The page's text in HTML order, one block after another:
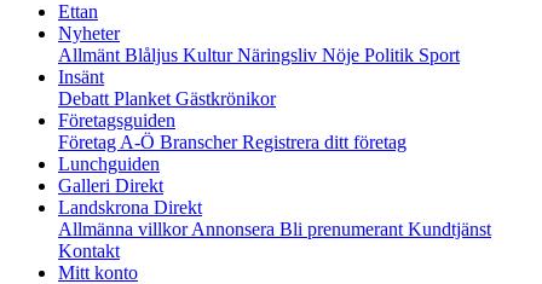
Ettan
Nyheter
Allmänt Blåljus KulturNäringsliv Nöje Politik Sport
Insänt
Debatt Planket Gästkrönikor
Företagsguiden
Företag A-Ö BranscherRegistrera ditt företag
Lunchguiden
Galleri Direkt
Landskrona Direkt
Allmänna villkorAnnonsera Bli prenumerant Kundtjänst
Kontakt
Mitt konto